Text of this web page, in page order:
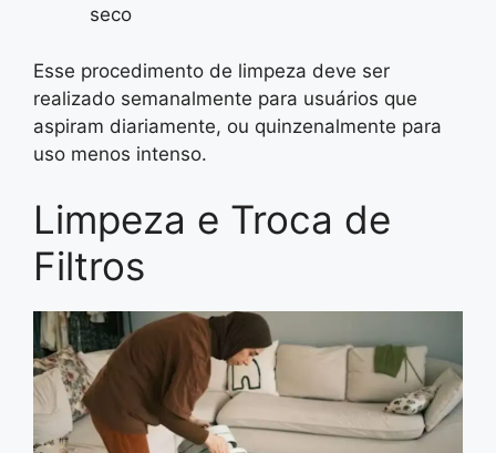
seco
Esse procedimento de limpeza deve ser
realizado semanalmente para usuários que
aspiram diariamente, ou quinzenalmente para
uso menos intenso.
Limpeza e Troca de
Filtros